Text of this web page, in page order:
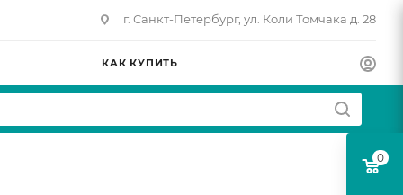
г. Санкт-Петербург, ул. Коли Томчака д. 28
КАК КУПИТЬ
0